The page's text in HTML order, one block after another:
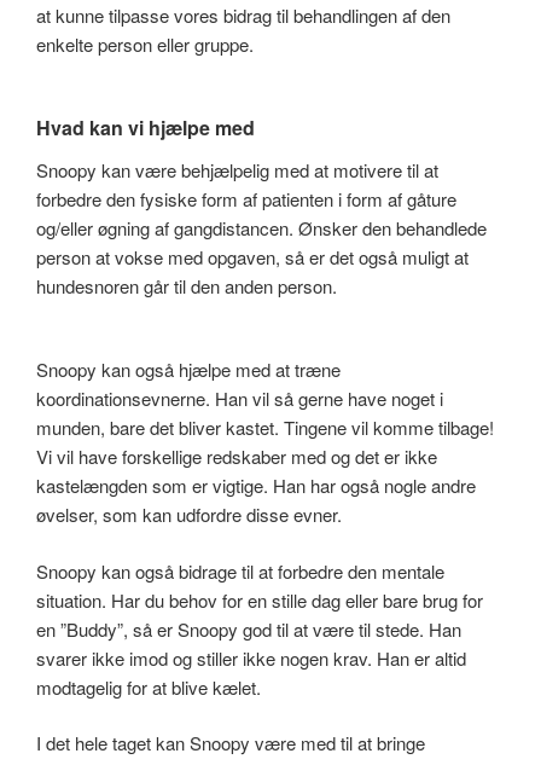
at kunne tilpasse vores bidrag til behandlingen af den
enkelte person eller gruppe.
Hvad kan vi hjælpe med
Snoopy kan være behjælpelig med at motivere til at
forbedre den fysiske form af patienten i form af gåture
og/eller øgning af gangdistancen. Ønsker den behandlede
person at vokse med opgaven, så er det også muligt at
hundesnoren går til den anden person.
Snoopy kan også hjælpe med at træne
koordinationsevnerne. Han vil så gerne have noget i
munden, bare det bliver kastet. Tingene vil komme tilbage!
Vi vil have forskellige redskaber med og det er ikke
kastelængden som er vigtige. Han har også nogle andre
øvelser, som kan udfordre disse evner.
Snoopy kan også bidrage til at forbedre den mentale
situation. Har du behov for en stille dag eller bare brug for
en ”Buddy”, så er Snoopy god til at være til stede. Han
svarer ikke imod og stiller ikke nogen krav. Han er altid
modtagelig for at blive kælet.
I det hele taget kan Snoopy være med til at bringe